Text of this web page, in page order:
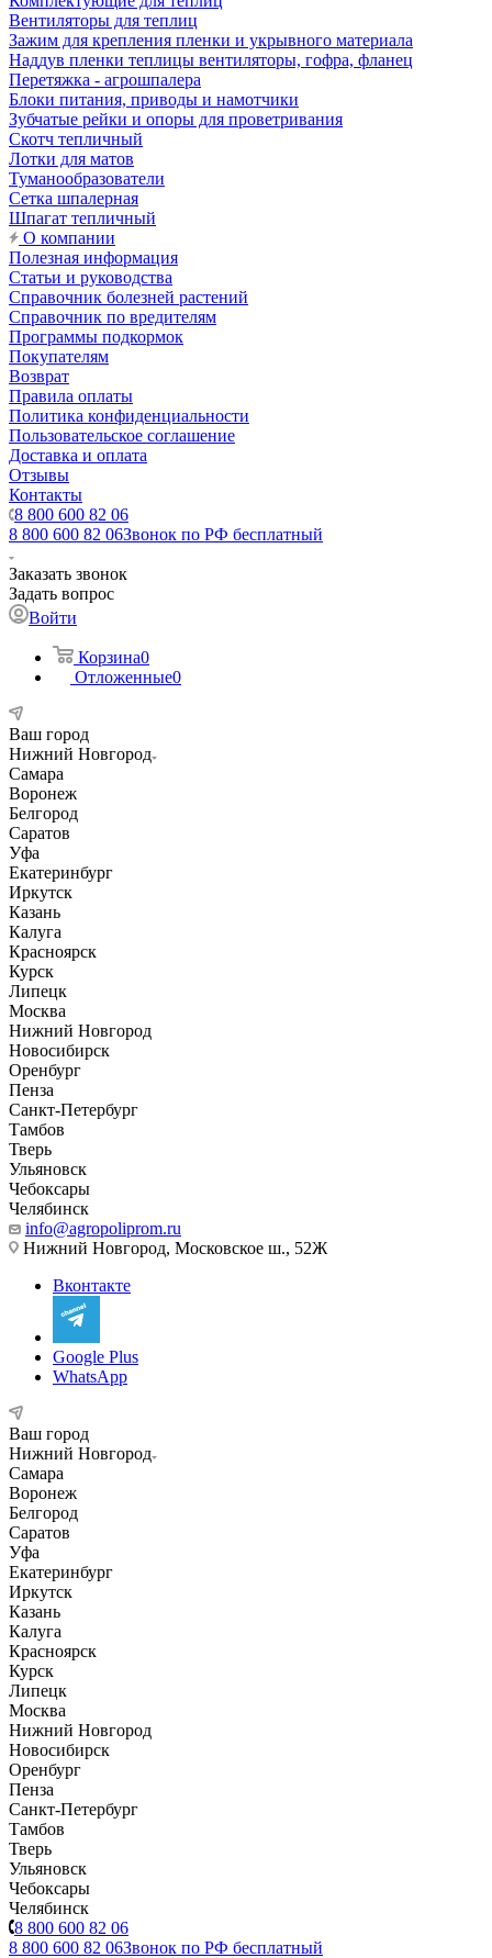
Вентиляторы для теплиц
Зажим для крепления пленки и укрывного материала
Наддув пленки теплицы вентиляторы, гофра, фланец
Перетяжка - агрошпалера
Блоки питания, приводы и намотчики
Зубчатые рейки и опоры для проветривания
Скотч тепличный
Лотки для матов
Туманообразователи
Сетка шпалерная
Шпагат тепличный
О компании
Полезная информация
Статьи и руководства
Справочник болезней растений
Справочник по вредителям
Программы подкормок
Покупателям
Возврат
Правила оплаты
Политика конфиденциальности
Пользовательское соглашение
Доставка и оплата
Отзывы
Контакты
8 800 600 82 06
8 800 600 82 06Звонок по РФ бесплатный
Заказать звонок
Задать вопрос
Войти
Корзина0
Отложенные0
Ваш город
Нижний Новгород
Самара
Воронеж
Белгород
Саратов
Уфа
Екатеринбург
Иркутск
Казань
Калуга
Красноярск
Курск
Липецк
Москва
Нижний Новгород
Новосибирск
Оренбург
Пенза
Санкт-Петербург
Тамбов
Тверь
Ульяновск
Чебоксары
Челябинск
info@agropoliprom.ru
Нижний Новгород, Московское ш., 52Ж
Вконтакте
Google Plus
WhatsApp
Ваш город
Нижний Новгород
Самара
Воронеж
Белгород
Саратов
Уфа
Екатеринбург
Иркутск
Казань
Калуга
Красноярск
Курск
Липецк
Москва
Нижний Новгород
Новосибирск
Оренбург
Пенза
Санкт-Петербург
Тамбов
Тверь
Ульяновск
Чебоксары
Челябинск
8 800 600 82 06
8 800 600 82 06Звонок по РФ бесплатный